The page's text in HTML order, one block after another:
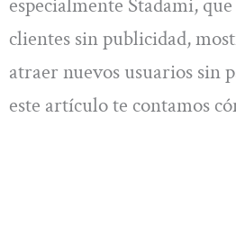
especialmente Stadami,
clientes sin publicidad,
atraer nuevos usuarios sin
este artículo te contamos